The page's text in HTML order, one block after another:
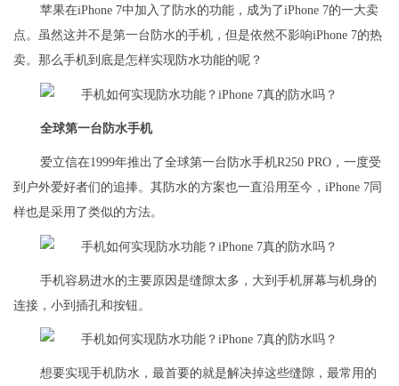
苹果在iPhone 7中加入了防水的功能，成为了iPhone 7的一大卖
点。虽然这并不是第一台防水的手机，但是依然不影响iPhone 7的热
卖。那么手机到底是怎样实现防水功能的呢？
全球第一台防水手机
爱立信在1999年推出了全球第一台防水手机R250 PRO，一度受
到户外爱好者们的追捧。其防水的方案也一直沿用至今，iPhone 7同
样也是采用了类似的方法。
手机容易进水的主要原因是缝隙太多，大到手机屏幕与机身的
连接，小到插孔和按钮。
想要实现手机防水，最首要的就是解决掉这些缝隙，最常用的